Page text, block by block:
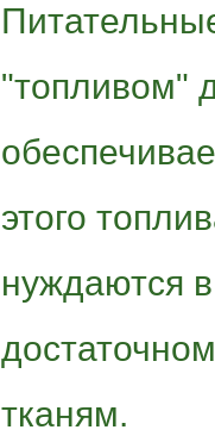
"топливом"
этого
нуждаются
тканям.